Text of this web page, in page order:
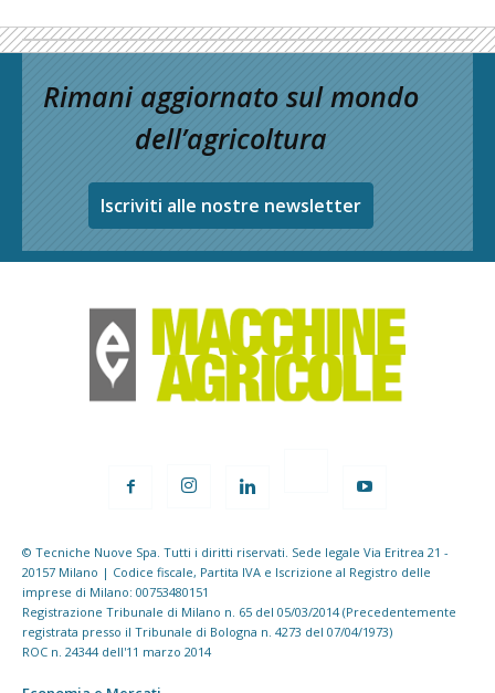
Rimani aggiornato sul mondo
dell’agricoltura
Iscriviti alle nostre newsletter
© Tecniche Nuove Spa. Tutti i diritti riservati. Sede legale Via Eritrea 21 -
20157 Milano | Codice fiscale, Partita IVA e Iscrizione al Registro delle
imprese di Milano: 00753480151
Registrazione Tribunale di Milano n. 65 del 05/03/2014 (Precedentemente
registrata presso il Tribunale di Bologna n. 4273 del 07/04/1973)
ROC n. 24344 dell'11 marzo 2014